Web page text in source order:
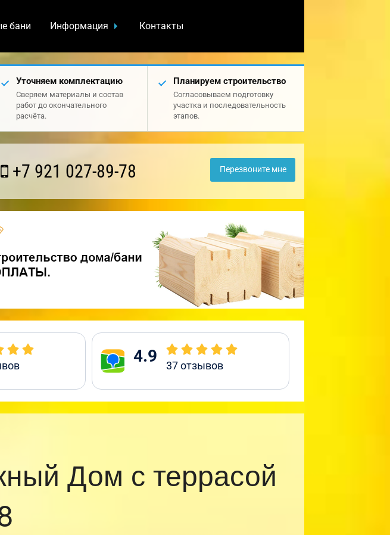
бани Информация Контакты
Уточняем комплектацию
Сверяем материалы и состав
работ до окончательного
расчёта.
Планируем строительство
Согласовываем подготовку
участка и последовательность
этапов.
+7 921 027-89-78 Перезвоните мне
4.9 37отзывов
Дом с террасой